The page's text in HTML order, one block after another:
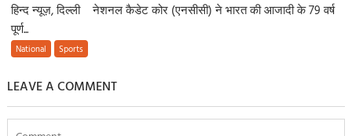
हिन्द न्यूज़, दिल्ली नेशनल कैडेट कोर (एनसीसी) ने भारत की आजादी के 79 वर्ष
पूर्ण...
National Sports
LEAVE A COMMENT